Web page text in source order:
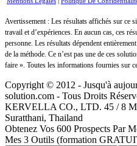
Avertissement : Les résultats affichés sur ce
travail et d’expériences. En aucun cas, ces
personne. Les résultats dépendent
de la méthode. Ce n’est pas une de ces
faire ». Toutes les informations fournies sur
Copyright © 2012 - Jusqu'à
solution.com - Tous Droits
KERVELLA CO., LTD. 45 / 8
Suratthani, Thailand
Obtenez Vos 600 Prospects Par
Mes 3 Outils (formation